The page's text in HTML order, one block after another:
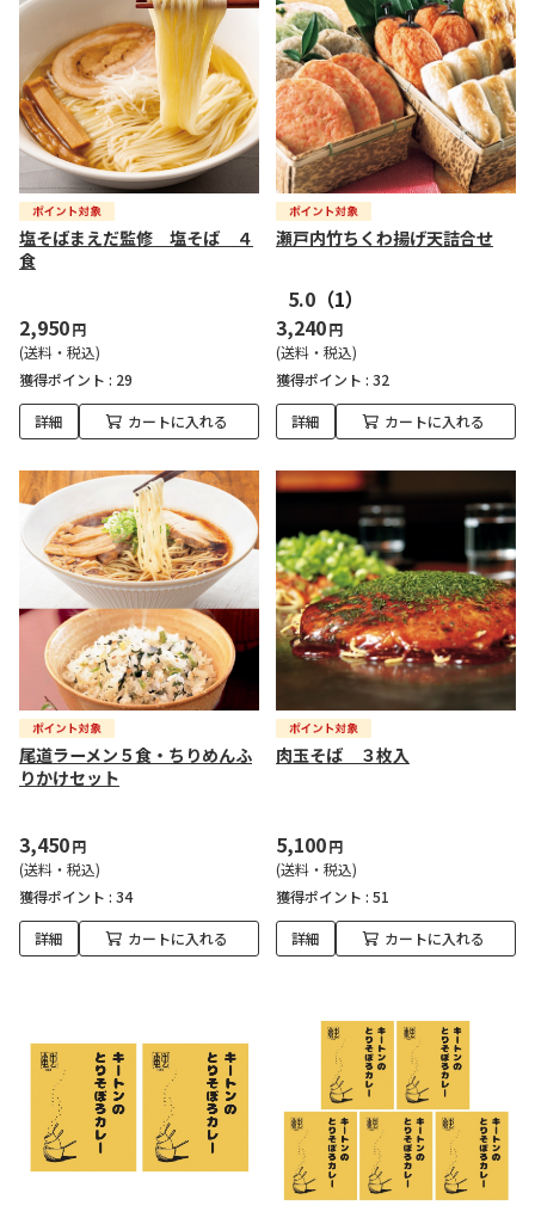
塩そばまえだ監修 塩そば ４
食
2,950円
(送料・税込)
獲得ポイント : 29
詳細 カートに入れる
瀬戸内竹ちくわ揚げ天詰合せ
5.0 （1）
3,240円
(送料・税込)
獲得ポイント : 32
詳細 カートに入れる
尾道ラーメン５食・ちりめんふ
りかけセット
3,450円
(送料・税込)
獲得ポイント : 34
詳細 カートに入れる
肉玉そば ３枚入
5,100円
(送料・税込)
獲得ポイント : 51
詳細 カートに入れる